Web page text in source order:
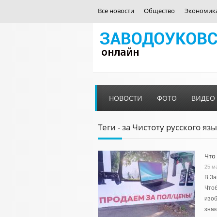
Все новости Общество
НОВОСТИ ФОТО ВИДЕО
Теги - за Чистоту русского
25
В